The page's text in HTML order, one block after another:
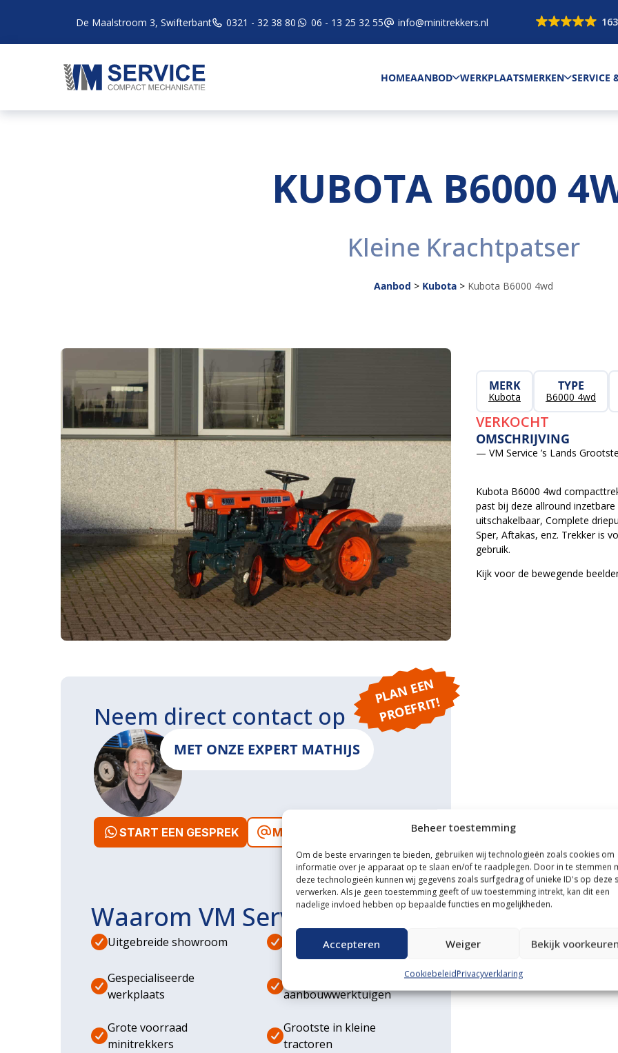
Beheer toestemming
Om de beste ervaringen te bieden, gebruiken wij technologieën zoals cookies om
informatie over je apparaat op te slaan en/of te raadplegen. Door in te stemmen
deze technologieën kunnen wij gegevens zoals surfgedrag of unieke ID's op deze
verwerken. Als je geen toestemming geeft of uw toestemming intrekt, kan dit een
nadelige invloed hebben op bepaalde functies en mogelijkheden.
Accepteren Weiger Bekijk
CookiebeleidPrivacyverklaring
De Maalstroom 3, Swifterbant 0321 - 32 38 80 06 - 13 25 32 55 info@minitrekkers.nl
HOMEAANBOD WERKPLAATSMERKEN SERVICE
KUBOTA B6000
Kleine Krachtpatser
Aanbod > Kubota > Kubota B6000 4wd
MERK
Kubota
TYPE
B6000 4wd
VERKOCHT
OMSCHRIJVING
— VM Service ’s Lands
Kubota B6000 4wd
past bij deze allround
uitschakelbaar, Complete
Sper, Aftakas, enz. Trekker is
gebruik.
Kijk voor de bewegende
P
L
A
N
E
E
N
P
R
O
E
F
RI
T!
Neem direct contact op
MET ONZE EXPERT MATHIJS
START EEN GESPREK MAIL ONS
Waarom VM Service
Uitgebreide showroom Eigen transportservice
Gespecialiseerde
werkplaats
aanbouwwerktuigen
Grote voorraad
minitrekkers
Grootste in kleine
tractoren